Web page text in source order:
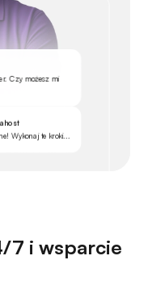
Czy możesz mi
Wykonaj te kroki...
7 i wsparcie